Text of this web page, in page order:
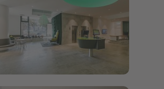
Bildergalerie öffnen